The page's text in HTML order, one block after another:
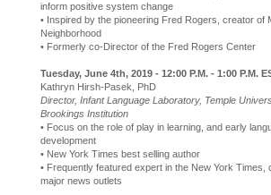
inform positive system change
• Inspired by the pioneering Fred Rogers, creator of
Neighborhood
• Formerly co-Director of the Fred Rogers Center
​Tuesday, June 4th, 2019 - 12:00 P.M. - 1:00 P.M.
Kathryn Hirsh-Pasek, PhD
Director, Infant Language Laboratory, Temple
Brookings Institution
• Focus on the role of play in learning, and early
development
• New York Times best selling author
• Frequently featured expert in the New York Times,
major news outlets